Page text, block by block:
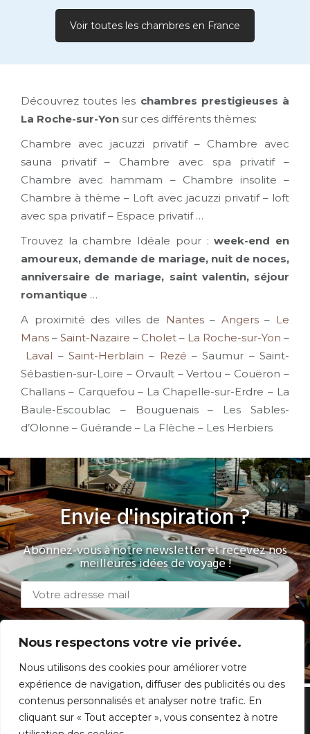
Nous respectons votre vie privée.
Nous utilisons des cookies pour améliorer votre
expérience de navigation, diffuser des publicités ou des
contenus personnalisés et analyser notre trafic. En
cliquant sur « Tout accepter », vous consentez à notre
Voir toutes les chambres en France
Découvrez toutes les chambres prestigieuses à
La Roche-sur-Yon sur ces différents thèmes:
Chambre avec jacuzzi privatif – Chambre avec
sauna privatif – Chambre avec spa privatif –
Chambre avec hammam – Chambre insolite –
Chambre à thème – Loft avec jacuzzi privatif – loft
avec spa privatif – Espace privatif …
Trouvez la chambre Idéale pour :week-end en
amoureux, demande de mariage, nuit de noces,
anniversaire de mariage, saint valentin, séjour
romantique …
A proximité des villes de
Nantes– Angers– Le
Mans – Saint-Nazaire – Cholet – La Roche-sur-Yon –
Laval –Saint-Herblain – Rezé – Saumur – Saint-
Sébastien-sur-Loire – Orvault – Vertou – Couëron –
Challans – Carquefou – La Chapelle-sur-Erdre – La
Baule-Escoublac – Bouguenais – Les Sables-
d’Olonne – Guérande – La Flèche – Les Herbiers
Envie d'inspiration ?
Abonnez-vous à notre newsletter et recevez nos
meilleures idées de voyage !
Questions fréquentes|Mentions légales | C.G.V|